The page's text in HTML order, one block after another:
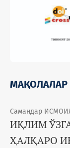
МАҚОЛАЛАР
Самандар
ИҚЛИМ
ҲАЛҚАРО